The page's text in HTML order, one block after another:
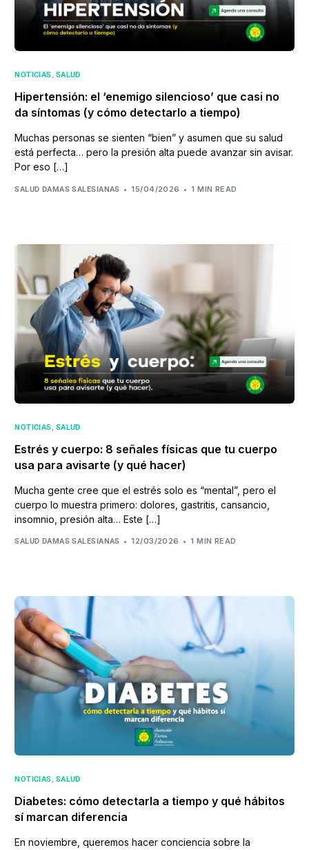
NOTICIAS, SALUD
Hipertensión: el ‘enemigo silencioso’ que casi no
da síntomas (y cómo detectarlo a tiempo)
Muchas personas se sienten “bien” y asumen que su salud
está perfecta… pero la presión alta puede avanzar sin avisar.
Por eso […]
SALUD DAMAS SALESIANAS 15/04/2026 1 MIN READ
NOTICIAS SALUD
Estrés y cuerpo: 8 señales físicas que tu cuerpo
usa para avisarte (y qué hacer)
Mucha gente cree que el estrés solo es “mental”, pero el
cuerpo lo muestra primero: dolores, gastritis, cansancio,
insomnio, presión alta… Este […]
SALUD DAMAS SALESIANAS 12/03/2026 1 MIN READ
NOTICIAS, SALUD
Diabetes: cómo detectarla a tiempo y qué hábitos
sí marcan diferencia
En noviembre, queremos hacer conciencia sobre la